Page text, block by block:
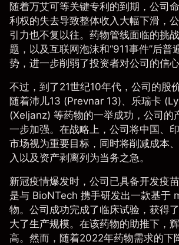
随着万艾可等关键专利的到期，公司
利权的失去导致整体收入大幅下滑，
引力也不复以往。药物管线面临的挑
题，以及互联网泡沫和“911事件”后普
势，进一步削弱了投资者对公司的信心
不过，到了21世纪10年代，公司的股
随着沛儿13 (Prevnar 13)、乐瑞卡
(Xeljanz) 等药物的一举成功，公司的
一步加强。在战略上，公司将中国、
市场视为重要目标，同时将削减成本
入以及资产剥离列为当务之急。
新冠疫情爆发时，公司已具备开发疫
是与 BioNTech 携手研发出一款基于
物。公司成功完成了临床试验，获得
大了生产规模。在该药物的助推下，
高。然而，随着2022年药物需求的下